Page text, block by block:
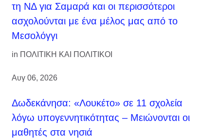
τη ΝΔ για Σαμαρά και οι περισσότεροι
ασχολούνται με ένα μέλος μας από το
Μεσολόγγι
in ΠΟΛΙΤΙΚΗ ΚΑΙ ΠΟΛΙΤΙΚΟΙ
Αυγ 06, 2026
Δωδεκάνησα: «Λουκέτο» σε 11 σχολεία
λόγω υπογεννητικότητας – Μειώνονται οι
μαθητές στα νησιά